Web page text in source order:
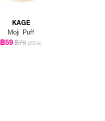
KAGE
Moji Puff
฿59฿79 (25%)